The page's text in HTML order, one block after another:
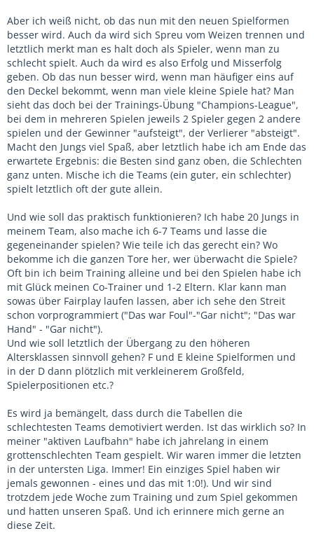
Aber ich weiß nicht, ob das nun mit den neuen Spielformen
besser wird. Auch da wird sich Spreu vom Weizen trennen und
letztlich merkt man es halt doch als Spieler, wenn man zu
schlecht spielt. Auch da wird es also Erfolg und Misserfolg
geben. Ob das nun besser wird, wenn man häufiger eins auf
den Deckel bekommt, wenn man viele kleine Spiele hat? Man
sieht das doch bei der Trainings-Übung "Champions-League",
bei dem in mehreren Spielen jeweils 2 Spieler gegen 2 andere
spielen und der Gewinner "aufsteigt", der Verlierer "absteigt".
Macht den Jungs viel Spaß, aber letztlich habe ich am Ende das
erwartete Ergebnis: die Besten sind ganz oben, die Schlechten
ganz unten. Mische ich die Teams (ein guter, ein schlechter)
spielt letztlich oft der gute allein.
Und wie soll das praktisch funktionieren? Ich habe 20 Jungs in
meinem Team, also mache ich 6-7 Teams und lasse die
gegeneinander spielen? Wie teile ich das gerecht ein? Wo
bekomme ich die ganzen Tore her, wer überwacht die Spiele?
Oft bin ich beim Training alleine und bei den Spielen habe ich
mit Glück meinen Co-Trainer und 1-2 Eltern. Klar kann man
sowas über Fairplay laufen lassen, aber ich sehe den Streit
schon vorprogrammiert ("Das war Foul"-"Gar nicht"; "Das war
Hand" - "Gar nicht").
Und wie soll letztlich der Übergang zu den höheren
Altersklassen sinnvoll gehen? F und E kleine Spielformen und
in der D dann plötzlich mit verkleinerem Großfeld,
Spielerpositionen etc.?
Es wird ja bemängelt, dass durch die Tabellen die
schlechtesten Teams demotiviert werden. Ist das wirklich so? In
meiner "aktiven Laufbahn" habe ich jahrelang in einem
grottenschlechten Team gespielt. Wir waren immer die letzten
in der untersten Liga. Immer! Ein einziges Spiel haben wir
jemals gewonnen - eines und das mit 1:0!). Und wir sind
trotzdem jede Woche zum Training und zum Spiel gekommen
und hatten unseren Spaß. Und ich erinnere mich gerne an
diese Zeit.